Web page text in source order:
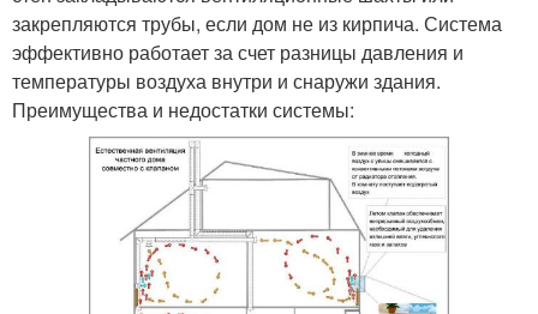
закрепляются трубы, если дом не из кирпича. Система
эффективно работает за счет разницы давления и
температуры воздуха внутри и снаружи здания.
Преимущества и недостатки системы: